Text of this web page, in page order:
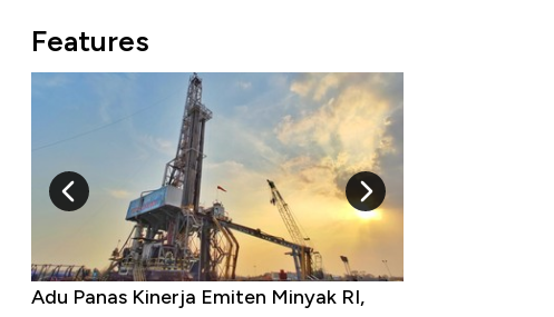
Features
10 Provinsi dengan Tingkat